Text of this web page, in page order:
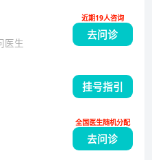
拥有发明专利一项。
医生
去问诊
近期19人咨询
挂号指引
去问诊
全国医生随机分配